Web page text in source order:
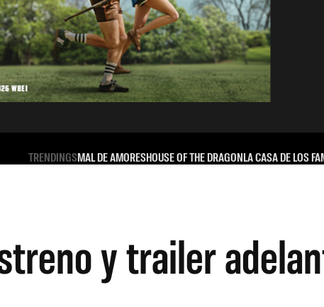
TRENDINGSMAL DE AMORESHOUSE OF THE DRAGONLA CASA DE LOS
y trailer